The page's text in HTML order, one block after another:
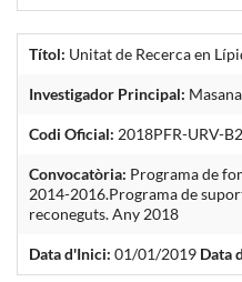
Títol: Unitat de Recerca en
Investigador Principal:
Codi Oficial: 2018PFR-URV-
Convocatòria: Programa de
2014-2016.Programa de
reconeguts. Any 2018
Data d'Inici: 01/01/2019 Data